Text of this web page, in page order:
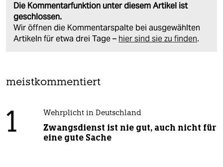
Die Kommentarfunktion unter diesem Artikel ist
geschlossen.
Wir öffnen die Kommentarspalte bei ausgewählten
Artikeln für etwa drei Tage – hier sind sie zu finden.
meistkommentiert
1 Wehrplicht in Deutschland
Zwangsdienst ist nie gut, auch nicht für
eine gute Sache